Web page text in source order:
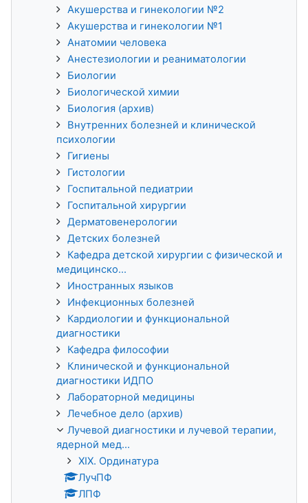
Акушерства и гинекологии №2
Акушерства и гинекологии №1
Анатомии человека
Анестезиологии и реаниматологии
Биологии
Биологической химии
Биология (архив)
Внутренних болезней и клинической
психологии
Гигиены
Гистологии
Госпитальной педиатрии
Госпитальной хирургии
Дерматовенерологии
Детских болезней
Кафедра детской хирургии с физической и
медицинско...
Иностранных языков
Инфекционных болезней
Кардиологии и функциональной
диагностики
Кафедра философии
Клинической и функциональной
диагностики ИДПО
Лабораторной медицины
Лечебное дело (архив)
Лучевой диагностики и лучевой терапии,
ядерной мед...
XIX. Ординатура
ЛучПФ
ЛПФ